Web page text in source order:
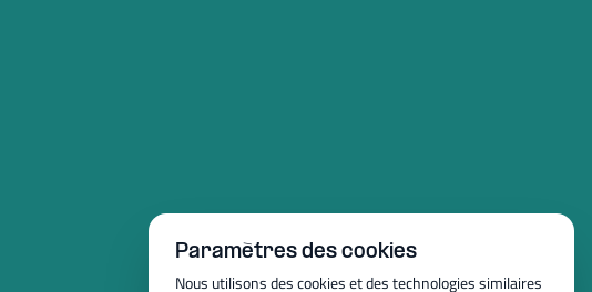
Paramètres des cookies
Nous utilisons des cookies et des technologies similaires